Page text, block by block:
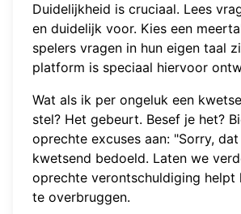
Duidelijkheid is cruciaal. Lees
en duidelijk voor. Kies een
spelers vragen in hun eigen taal
platform is speciaal hiervoor
Wat als ik per ongeluk een
stel? Het gebeurt. Besef je het?
oprechte excuses aan: "Sorry,
kwetsend bedoeld. Laten we
oprechte verontschuldiging helpt
te overbruggen.